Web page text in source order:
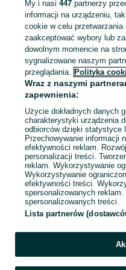
KATEGORIA
ID:1076306148
My i nasi447 partnerzy
informacji na urządzeniu,
cookie w celu
zaakceptować wybory lub
dowolnym momencie na
sygnalizowane naszym
przeglądania. Polityka
Wraz z naszymi
zapewnienia:
Użycie dokładnych danych
charakterystyki urządzenia
odbiorców dzięki statystyce
Przechowywanie informacji
efektywności reklam.
personalizacji treści.
reklam. Wykorzystywanie
Wykorzystywanie
efektywności treści.
spersonalizowanych
spersonalizowanych treści.
Lista partnerów